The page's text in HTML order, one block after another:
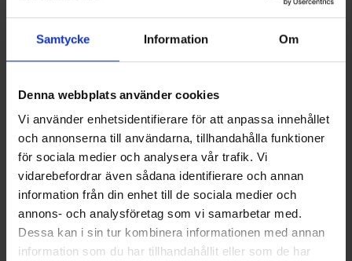
Samtycke Information Om
Denna webbplats använder cookies
Vi använder enhetsidentifierare för att anpassa innehållet
och annonserna till användarna, tillhandahålla funktioner
för sociala medier och analysera vår trafik. Vi
vidarebefordrar även sådana identifierare och annan
information från din enhet till de sociala medier och
annons- och analysföretag som vi samarbetar med.
Dessa kan i sin tur kombinera informationen med annan
information som du har tillhandahållit eller som de har
Teknisk specifikation
Storleksguide
Recensioner
Du kanske också behöver